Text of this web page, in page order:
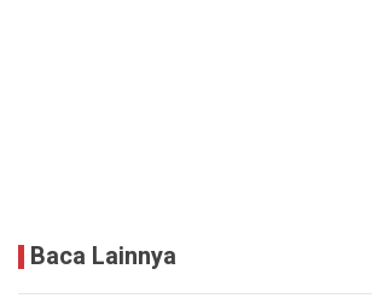
Baca Lainnya